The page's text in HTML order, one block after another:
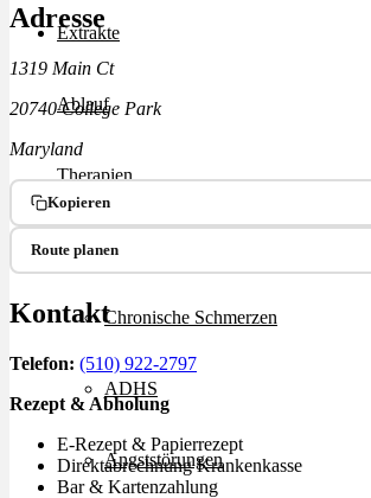
Extrakte
Ablauf
Therapien
Alle Krankheiten
Chronische Schmerzen
ADHS
Angststörungen
Adresse
1319 Main Ct
20740 College Park
Maryland
Kopieren
Route planen
Kontakt
Telefon: (510) 922-2797
Rezept & Abholung
E-Rezept & Papierrezept
Direktabrechnung Krankenkasse
Bar & Kartenzahlung